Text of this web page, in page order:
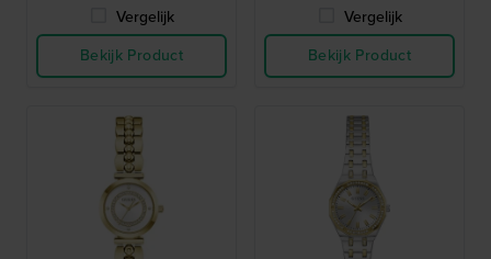
Vergelijk
Bekijk Product
Vergelijk
Bekijk Product